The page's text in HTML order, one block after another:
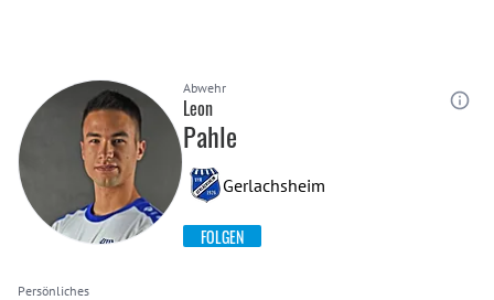
Abwehr
Leon
Pahle
Gerlachsheim
FOLGEN
Persönliches